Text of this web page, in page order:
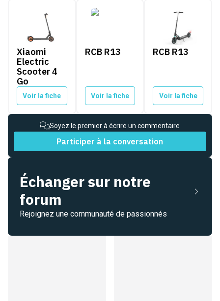
Xiaomi Electric Scooter 4 Go
Xiaomi
Electric
Scooter 4
Go
Voir la fiche
RCB R13
RCB R13
Voir la fiche
RCB R13
RCB R13
Voir la fiche
Soyez le premier à écrire un commentaire
Participer à la conversation
Échanger sur notre
forum
Rejoignez une communauté de passionnés